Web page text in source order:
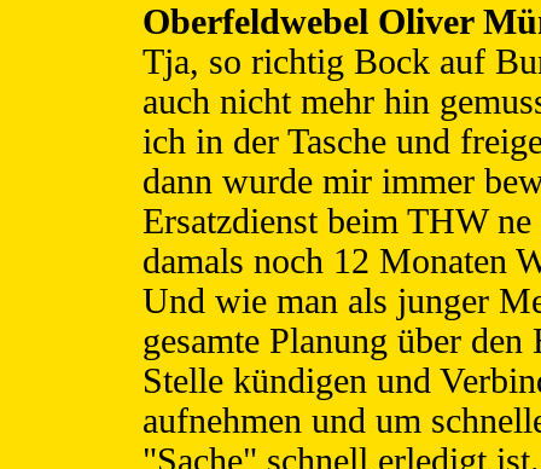
Oberfeldwebel Oliver
Tja, so richtig Bock auf
auch nicht mehr hin
ich in der Tasche und
dann wurde mir immer
Ersatzdienst beim THW
damals noch 12 Monaten
Und wie man als junger
gesamte Planung über
Stelle kündigen und
aufnehmen und um
"Sache" schnell erledigt ist.